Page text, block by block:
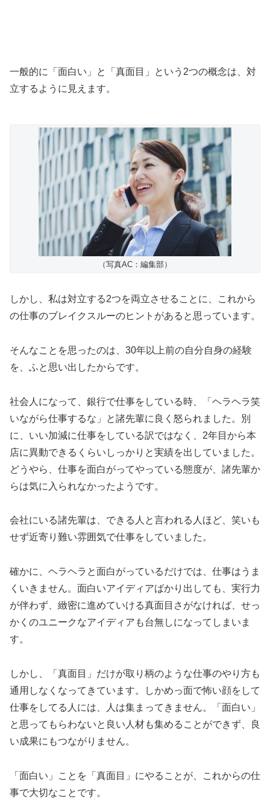
一般的に「面白い」と「真面目」という2つの概念は、対
立するように見えます。
（写真AC：編集部）
しかし、私は対立する2つを両立させることに、これから
の仕事のブレイクスルーのヒントがあると思っています。
そんなことを思ったのは、30年以上前の自分自身の経験
を、ふと思い出したからです。
社会人になって、銀行で仕事をしている時、「ヘラヘラ笑
いながら仕事するな」と諸先輩に良く怒られました。別
に、いい加減に仕事をしている訳ではなく、2年目から本
店に異動できるくらいしっかりと実績を出していました。
どうやら、仕事を面白がってやっている態度が、諸先輩か
らは気に入られなかったようです。
会社にいる諸先輩は、できる人と言われる人ほど、笑いも
せず近寄り難い雰囲気で仕事をしていました。
確かに、ヘラヘラと面白がっているだけでは、仕事はうま
くいきません。面白いアイディアばかり出しても、実行力
が伴わず、緻密に進めていける真面目さがなければ、せっ
かくのユニークなアイディアも台無しになってしまいま
す。
しかし、「真面目」だけが取り柄のような仕事のやり方も
通用しなくなってきています。しかめっ面で怖い顔をして
仕事をしてる人には、人は集まってきません。「面白い」
と思ってもらわないと良い人材も集めることができず、良
い成果にもつながりません。
「面白い」ことを「真面目」にやることが、これからの仕
事で大切なことです。